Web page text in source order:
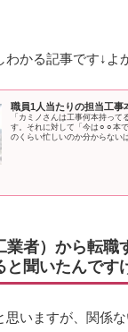
かる記事です↓よ
職員1人当たりの担当工事
「カミノさんは工事何本持って
す。それに対して「今は⚪︎⚪︎本
のくらい忙しいのか分からない
業者）から転職
と聞いたんです
思いますが、関係